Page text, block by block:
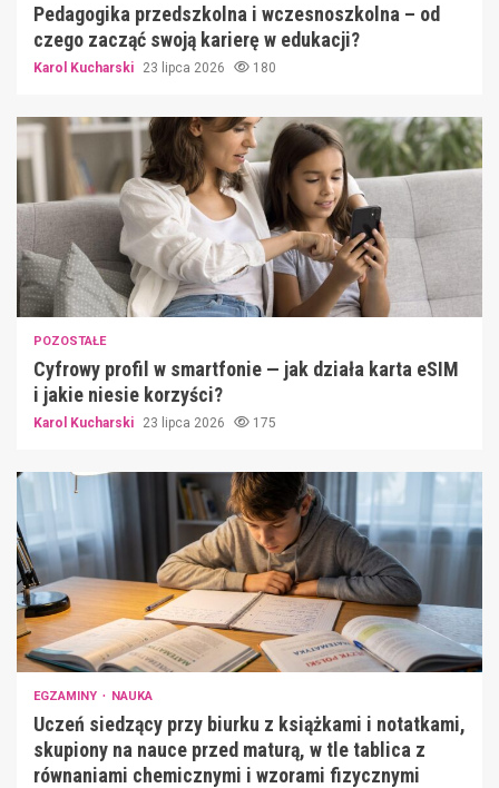
Pedagogika przedszkolna i wczesnoszkolna – od
czego zacząć swoją karierę w edukacji?
Karol Kucharski 23 lipca 2026 180
POZOSTAŁE
Cyfrowy profil w smartfonie — jak działa karta eSIM
i jakie niesie korzyści?
Karol Kucharski 23 lipca 2026 175
EGZAMINY NAUKA
Uczeń siedzący przy biurku z książkami i notatkami,
skupiony na nauce przed maturą, w tle tablica z
równaniami chemicznymi i wzorami fizycznymi